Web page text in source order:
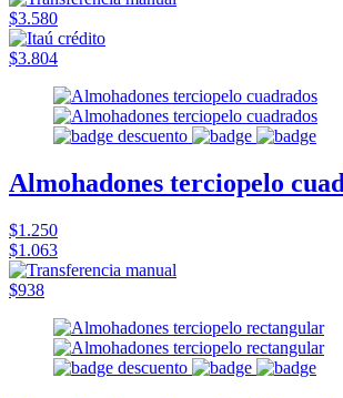
$3.580
$3.804
Almohadones terciopelo
$1.250
$1.063
$938